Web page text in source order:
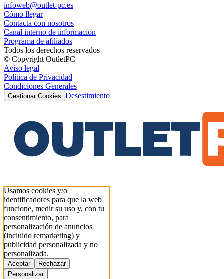
infoweb@outlet-pc.es
Cómo llegar
Contacta con nosotros
Canal interno de información
Programa de afiliados
Todos los derechos reservados
© Copyright OutletPC
Aviso legal
Política de Privacidad
Condiciones Generales
Gestionar Cookies Desestimiento
Usamos cookies y/o
identificadores para que la web
funcione, medir su uso y, con tu
consentimiento, para
personalización de anuncios
(incluido remarketing) y
publicidad personalizada y no
personalizada.
Aceptar
Rechazar
Personalizar